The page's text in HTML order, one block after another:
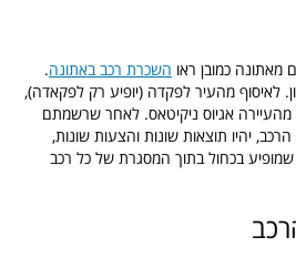
מאתונה כמובן ראו השכרת רכב באתונה.
לאיסוף מהעיר לפקדה (יופיע רק לפקאדה),
מהעיירה אגיוס ניקיטאס. לאחר שרשמתם
יהיו תוצאות שונות והצעות שונות,
בכחול בתוך המסגרת של כל רכב